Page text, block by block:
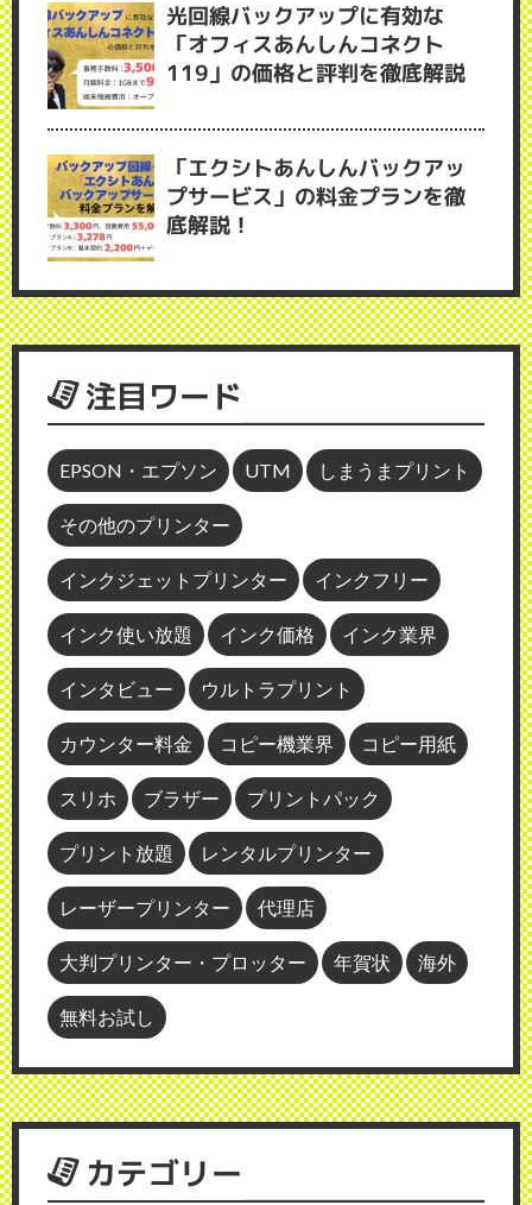
光回線バックアップに有効な
「オフィスあんしんコネクト
119」の価格と評判を徹底解説
「エクシトあんしんバックアッ
プサービス」の料金プランを徹
底解説！
注目ワード
EPSON・エプソン UTM しまうまプリント
その他のプリンター
インクジェットプリンター インクフリー
インク使い放題 インク価格 インク業界
インタビュー ウルトラプリント
カウンター料金 コピー機業界 コピー用紙
スリホ ブラザー プリントパック
プリント放題 レンタルプリンター
レーザープリンター 代理店
大判プリンター・プロッター 年賀状 海外
無料お試し
カテゴリー